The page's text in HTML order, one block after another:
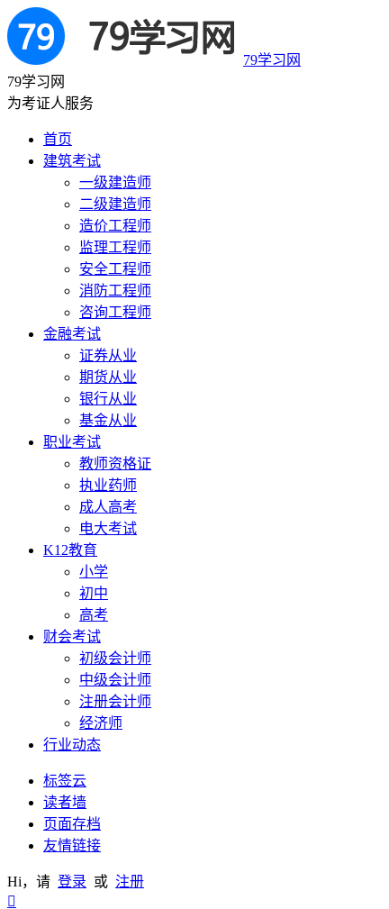
79学习网
79学习网
为考证人服务
首页
建筑考试
一级建造师
二级建造师
造价工程师
监理工程师
安全工程师
消防工程师
咨询工程师
金融考试
证券从业
期货从业
银行从业
基金从业
职业考试
教师资格证
执业药师
成人高考
电大考试
K12教育
小学
初中
高考
财会考试
初级会计师
中级会计师
注册会计师
经济师
行业动态
标签云
读者墙
页面存档
友情链接
Hi，请 登录 或 注册
